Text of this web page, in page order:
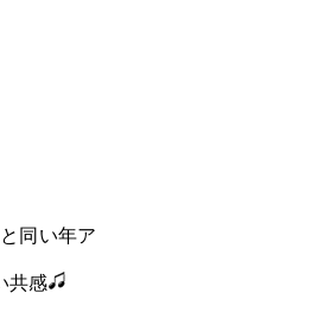
同い年ア
共感